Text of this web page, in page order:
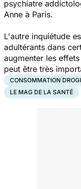
psychiatre
Anne à Paris.
L'autre inquiétude
adultérants dans
augmenter les
peut être très
CONSOMMATION
LE MAG DE LA SANTÉ